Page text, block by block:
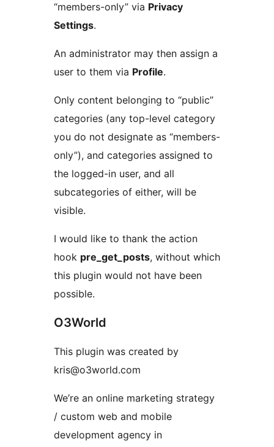
“members-only” via Privacy
Settings.
An administrator may then assign a
user to them via Profile.
Only content belonging to “public”
categories (any top-level category
you do not designate as “members-
only”), and categories assigned to
the logged-in user, and all
subcategories of either, will be
visible.
I would like to thank the action
hook pre_get_posts, without which
this plugin would not have been
possible.
O3World
This plugin was created by
kris@o3world.com
We’re an online marketing strategy
/ custom web and mobile
development agency in